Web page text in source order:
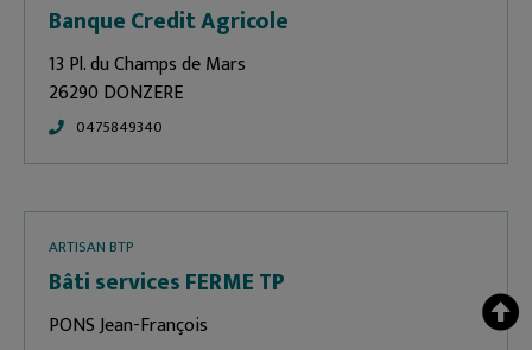
Banque Credit Agricole
13 Pl. du Champs de Mars
26290 DONZERE
0475849340
ARTISAN BTP
Bâti services FERME TP
PONS Jean-François